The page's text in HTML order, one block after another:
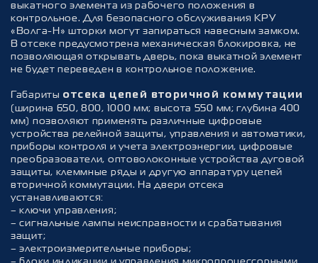
выкатного элемента из рабочего положения в
контрольное. Для безопасного обслуживания КРУ
«Волга-Н» шторки могут запираться навесным замком.
В отсеке предусмотрена механическая блокировка, не
позволяющая открывать дверь, пока выкатной элемент
не будет переведен в контрольное положение.
Габариты отсека цепей вторичной коммутации
(ширина 650, 800, 1000 мм; высота 550 мм; глубина 400
мм) позволяют применять различные цифровые
устройства релейной защиты, управления и автоматики,
приборы контроля и учета электроэнергии, цифровые
преобразователи, оптоволоконные устройства дуговой
защиты, клеммные ряды и другую аппаратуру цепей
вторичной коммутации. На двери отсека
устанавливаются:
– ключи управления;
– сигнальные лампы неисправности и срабатывания
защит;
– электроизмерительные приборы;